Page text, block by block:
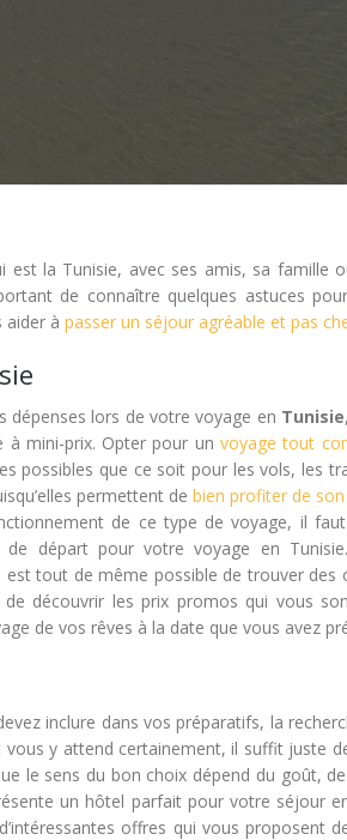
la Tunisie, avec ses amis, sa famille
de connaître quelques astuces
aider à passer un séjour agréable et pas
dépenses lors de votre voyage en Tunisie
mini-prix. Opter pour un voyage tout
possibles que ce soit pour les vols, les
permettent de bien profiter de
de ce type de voyage, il faut
de départ pour votre voyage en
est tout de même possible de trouver
découvrir les prix promos qui vous
de vos rêves à la date que vous avez
inclure dans vos préparatifs, la
vous y attend certainement, il suffit juste
le sens du bon choix dépend du goût,
un hôtel parfait pour votre séjour
offres qui vous proposent